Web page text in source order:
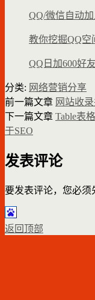
QQ/微信自动
教你挖掘QQ空
QQ日加600好
分类: 网络营销分享
前一篇文章 网站收
下一篇文章 Table表
于SEO
发表评论
要发表评论，您必须
返回顶部